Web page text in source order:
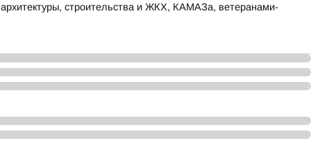
строительства и ЖКХ, КАМАЗа, ветеранами-